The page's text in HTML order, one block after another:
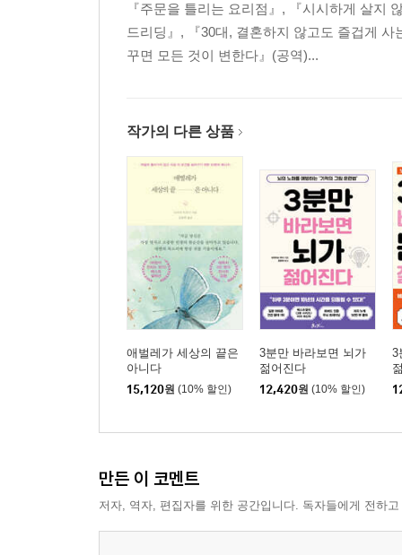
『주문을 틀리는 요리점』, 『시시하게 살지
드리딩』, 『30대, 결혼하지 않고도 즐겁게
꾸면 모든 것이 변한다』(공역)...
작가의 다른 상품
애벌레가 세상의 끝은
아니다
15,120원 (10% 할인)
3분만 바라보면 뇌가
젊어진다
12,420원 (10% 할인)
3
만든 이 코멘트
저자, 역자, 편집자를 위한 공간입니다. 독자들에게 전하